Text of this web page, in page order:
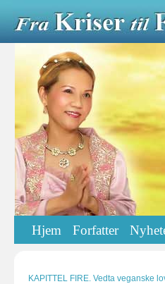
Hjem Forfatter
KAPITTEL FIRE. Vedta veganske